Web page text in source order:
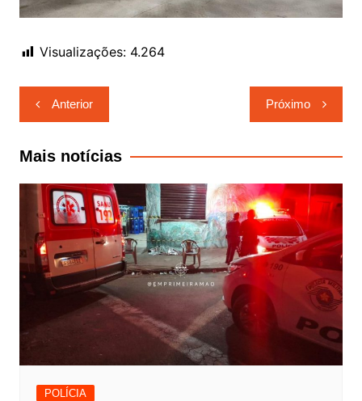
Visualizações: 4.264
Navegação
de
Post
Anterior Próximo
Mais notícias
POLÍCIA